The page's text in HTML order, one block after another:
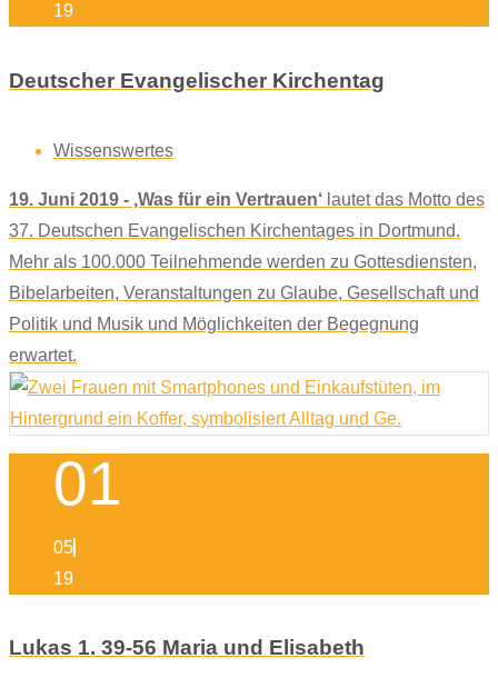
19
Deutscher Evangelischer Kirchentag
Wissenswertes
19. Juni 2019 - ‚Was für ein Vertrauen‘ lautet das Motto des
37. Deutschen Evangelischen Kirchentages in Dortmund.
Mehr als 100.000 Teilnehmende werden zu Gottesdiensten,
Bibelarbeiten, Veranstaltungen zu Glaube, Gesellschaft und
Politik und Musik und Möglichkeiten der Begegnung
erwartet.
01
05
19
Lukas 1. 39-56 Maria und Elisabeth